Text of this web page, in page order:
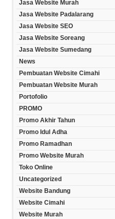
Jasa Website Murah
Jasa Website Padalarang
Jasa Website SEO
Jasa Website Soreang
Jasa Website Sumedang
News
Pembuatan Website Cimahi
Pembuatan Website Murah
Portofolio
PROMO
Promo Akhir Tahun
Promo Idul Adha
Promo Ramadhan
Promo Website Murah
Toko Online
Uncategorized
Website Bandung
Website Cimahi
Website Murah